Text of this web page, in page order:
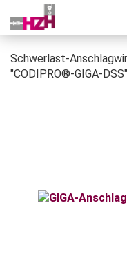
Schwerlast-
"CODIPRO®-GIGA-DSS"